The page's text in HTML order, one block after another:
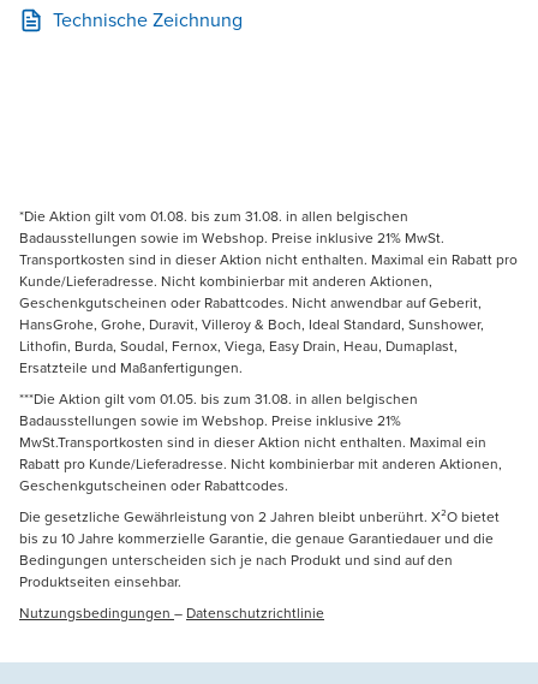
Technische Zeichnung
*Die Aktion gilt vom 01.08. bis zum 31.08. in allen belgischen
Badausstellungen sowie im Webshop. Preise inklusive 21% MwSt.
Transportkosten sind in dieser Aktion nicht enthalten. Maximal ein Rabatt pro
Kunde/Lieferadresse. Nicht kombinierbar mit anderen Aktionen,
Geschenkgutscheinen oder Rabattcodes. Nicht anwendbar auf Geberit,
HansGrohe, Grohe, Duravit, Villeroy & Boch, Ideal Standard, Sunshower,
Lithofin, Burda, Soudal, Fernox, Viega, Easy Drain, Heau, Dumaplast,
Ersatzteile und Maßanfertigungen.
***Die Aktion gilt vom 01.05. bis zum 31.08. in allen belgischen
Badausstellungen sowie im Webshop. Preise inklusive 21%
MwSt.Transportkosten sind in dieser Aktion nicht enthalten. Maximal ein
Rabatt pro Kunde/Lieferadresse. Nicht kombinierbar mit anderen Aktionen,
Geschenkgutscheinen oder Rabattcodes.
Die gesetzliche Gewährleistung von 2 Jahren bleibt unberührt. X²O bietet
bis zu 10 Jahre kommerzielle Garantie, die genaue Garantiedauer und die
Bedingungen unterscheiden sich je nach Produkt und sind auf den
Produktseiten einsehbar.
Nutzungsbedingungen – Datenschutzrichtlinie